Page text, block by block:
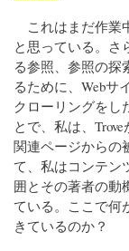
これはまだ作業
と思っている。さ
る参照、参照の探
るために、Webサ
クローリングをし
とで、私は、Trove
関連ページからの
て、私はコンテン
囲とその著者の動
ている。ここで何
きているのか？